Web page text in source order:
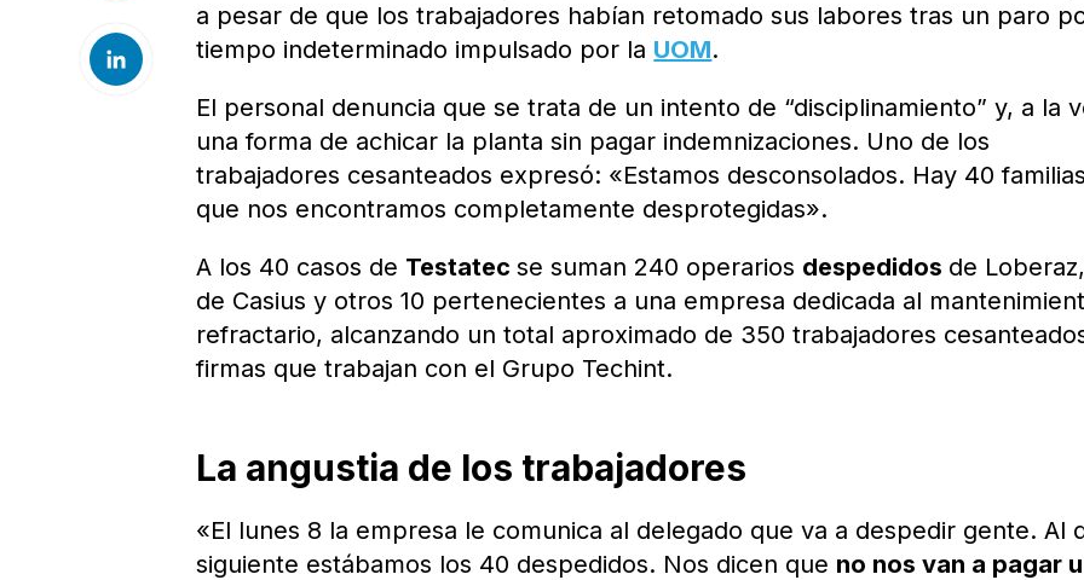
a pesar de que los trabajadores habían retomado sus labores tras un paro
tiempo indeterminado impulsado por la UOM.
El personal denuncia que se trata de un intento de “disciplinamiento” y, a la
una forma de achicar la planta sin pagar indemnizaciones. Uno de los
trabajadores cesanteados expresó: «Estamos desconsolados. Hay 40
que nos encontramos completamente desprotegidas».
A los 40 casos de Testatecse suman 240 operarios despedidos de
de Casius y otros 10 pertenecientes a una empresa dedicada al
refractario, alcanzando un total aproximado de 350 trabajadores
firmas que trabajan con el Grupo Techint.
La angustia de los trabajadores
«El lunes 8 la empresa le comunica al delegado que va a despedir gente. Al
siguiente estábamos los 40 despedidos. Nos dicen que no nos van a pagar